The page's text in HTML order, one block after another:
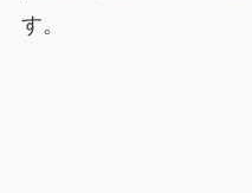
す。